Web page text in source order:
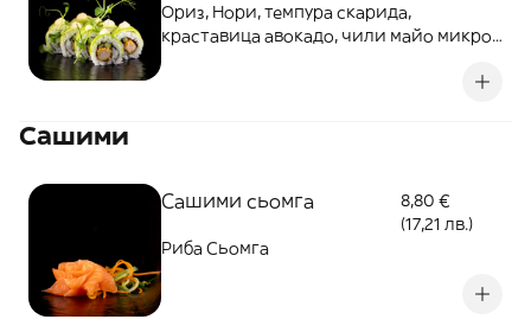
Ориз, Нори, темпура скарида,
краставица авокадо, чили майо микро
Сашими
Сашими сьомга
8,80 €
(17,21 лв.)
Риба Сьомга